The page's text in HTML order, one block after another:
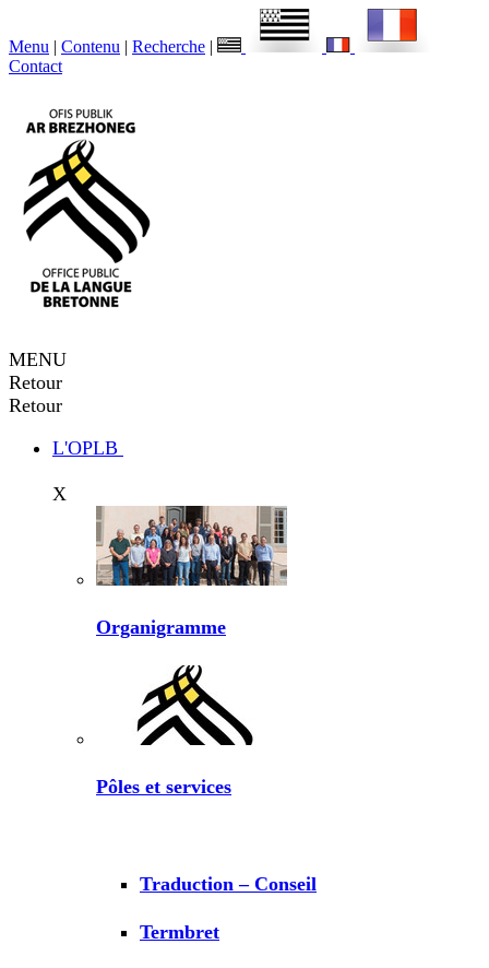
Menu | Contenu | Recherche |
Contact
MENU
Retour
Retour
L'OPLB
X
Organigramme
Pôles et services
Traduction – Conseil
Termbret